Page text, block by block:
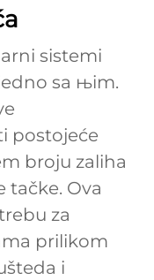
sistemi
sa њim.
postojeće
broјu zaliha
tačke. Ova
za
prilikom
i